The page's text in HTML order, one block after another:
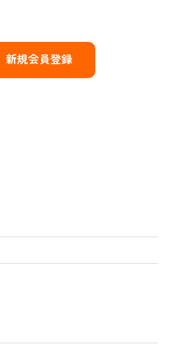
新規会員登録